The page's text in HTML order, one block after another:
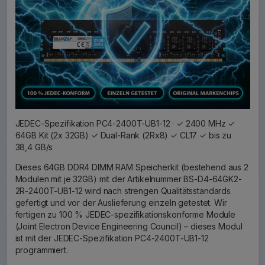
JEDEC-Spezifikation PC4-2400T-UB1-12 · ✓ 2400 MHz ✓
64GB Kit (2x 32GB) ✓ Dual-Rank (2Rx8) ✓ CL17 ✓ bis zu
38,4 GB/s
Dieses 64GB DDR4 DIMM RAM Speicherkit (bestehend aus 2
Modulen mit je 32GB) mit der Artikelnummer BS-D4-64GK2-
2R-2400T-UB1-12 wird nach strengen Qualitätsstandards
gefertigt und vor der Auslieferung einzeln getestet. Wir
fertigen zu 100 % JEDEC-spezifikationskonforme Module
(Joint Electron Device Engineering Council) – dieses Modul
ist mit der JEDEC-Spezifikation PC4-2400T-UB1-12
programmiert.